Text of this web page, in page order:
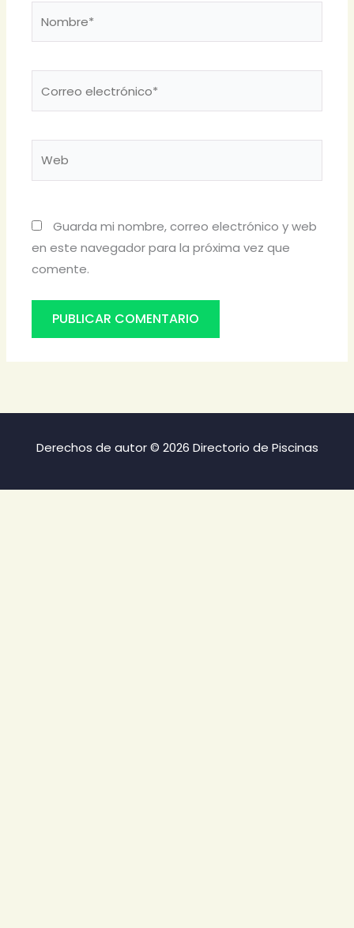
Guarda mi nombre, correo electrónico y web
en este navegador para la próxima vez que
comente.
Derechos de autor © 2026 Directorio de Piscinas